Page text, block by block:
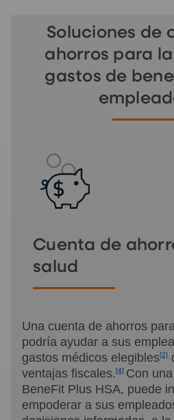
Soluciones de
ahorros para
gastos de
Cuenta de
salud
Una cuenta de ahorros
podría ayudar a sus
gastos médicos elegibles[2]
ventajas fiscales.[4] Con
BeneFit Plus HSA, puede
empoderar a sus